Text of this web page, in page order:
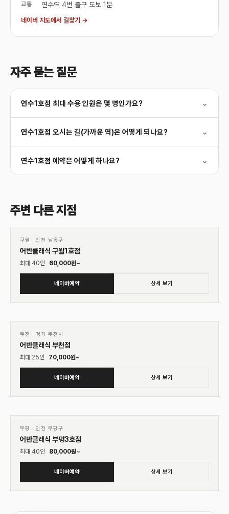
교통 연수역 4번 출구 도보 1분
네이버 지도에서 길찾기 →
자주 묻는 질문
연수1호점 최대 수용 인원은 몇 명인가요? ⌄
연수1호점 오시는 길(가까운 역)은 어떻게 되나요? ⌄
연수1호점 예약은 어떻게 하나요? ⌄
주변 다른 지점
01
구월 ·인천 남동구
어반클래식 구월1호점
최대 40인 60,000원~
네이버예약 상세 보기
01
부천 ·경기 부천시
어반클래식 부천점
최대 25인 70,000원~
네이버예약 상세 보기
01
부평 ·인천 부평구
어반클래식 부평3호점
최대 40인 80,000원~
네이버예약 상세 보기